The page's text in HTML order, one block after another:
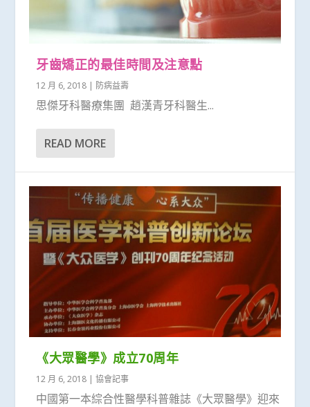
牙齒矯正的最佳時間及注意點
12 月 6, 2018 | 防病益壽
思傑牙科醫療集團 趙漢青牙科醫生...
READ MORE
《大眾醫學》成立70周年
12 月 6, 2018 |協會記事
中國第一本綜合性醫學科普雜誌《大眾醫學》迎來